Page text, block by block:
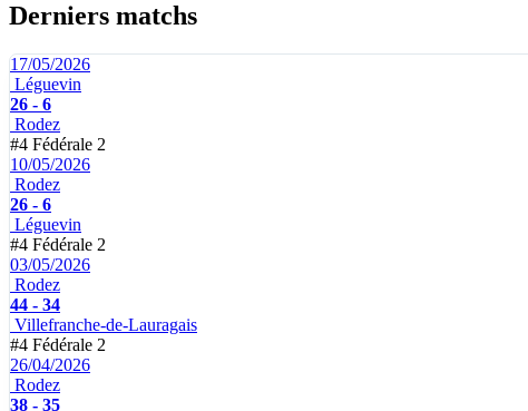
Derniers matchs
17/05/2026
Léguevin
26 - 6
Rodez
#4 Fédérale 2
10/05/2026
Rodez
26 - 6
Léguevin
#4 Fédérale 2
03/05/2026
Rodez
44 - 34
Villefranche-de-Lauragais
#4 Fédérale 2
26/04/2026
Rodez
38 - 35